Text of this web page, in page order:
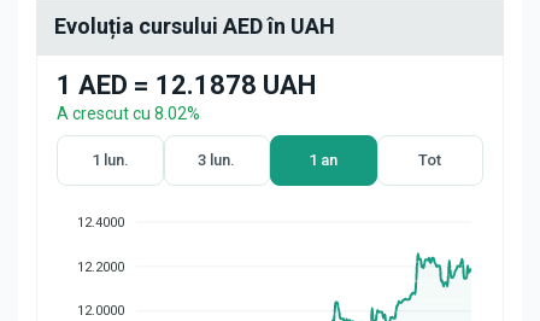
Evoluția cursului AED în UAH
1 AED = 12.1878 UAH
A crescut cu 8.02%
1 lun. 3 lun. 1 an Tot
12.4000
12.2000
12.0000